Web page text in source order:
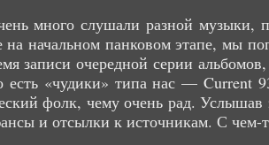
много слушали разной музыки,
начальном панковом этапе, мы
записи очередной серии
есть «чудики» типа нас — Current
фолк, чему очень рад. Услышав
и отсылки к источникам. С чем-